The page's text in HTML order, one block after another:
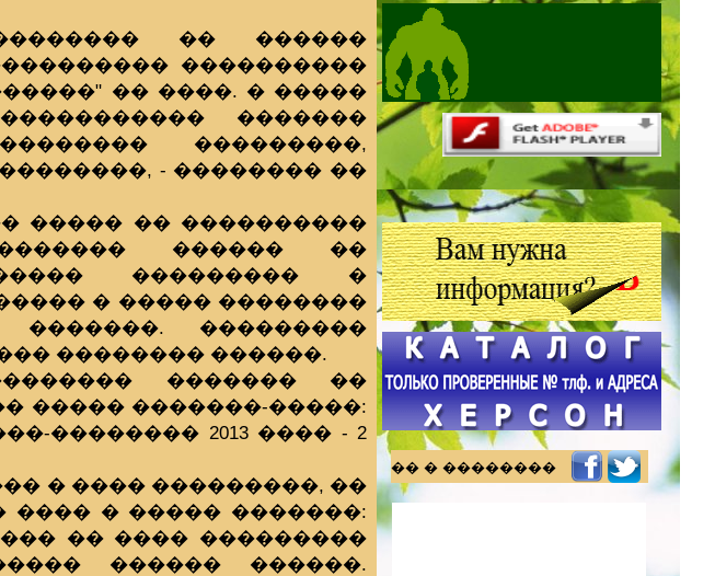
�� ������
����������
�� ����. � �����
�������
���������,
- �������� ��
����� �� ����������
������ ��
��������� �
� ����� ��������
���������
�������� ������.
������� ��
����� �������-�����:
�������� 2013 ���� - 2
� ���� ���������, ��
���� � ����� �������:
�� ���� ���������
������ ������.
�� � ��������